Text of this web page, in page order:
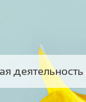
деятельность